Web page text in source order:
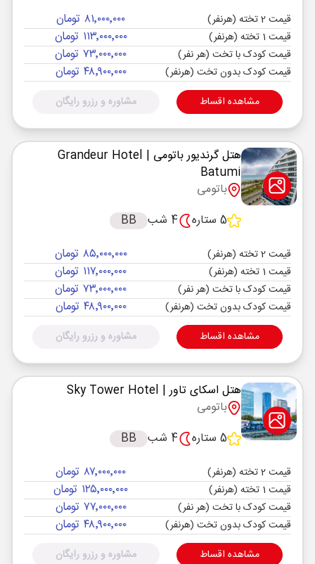
قیمت 2 تخته (هرنفر) ۸۱٬۰۰۰٬۰۰۰ تومان
قیمت 1 تخته (هرنفر) ۱۱۳٬۰۰۰٬۰۰۰ تومان
قیمت کودک با تخت (هر نفر) ۷۳٬۰۰۰٬۰۰۰ تومان
قیمت کودک بدون تخت (هرنفر) ۴۸٬۹۰۰٬۰۰۰ تومان
مشاهده اقساط مشاوره و رزرو رایگان
هتل گرندیور باتومی
| Grandeur Hotel
Batumi
باتومی
5 ستاره
4 شب BB
قیمت 2 تخته (هرنفر) ۸۵٬۰۰۰٬۰۰۰ تومان
قیمت 1 تخته (هرنفر) ۱۱۷٬۰۰۰٬۰۰۰ تومان
قیمت کودک با تخت (هر نفر) ۷۳٬۰۰۰٬۰۰۰ تومان
قیمت کودک بدون تخت (هرنفر) ۴۸٬۹۰۰٬۰۰۰ تومان
مشاهده اقساط مشاوره و رزرو رایگان
هتل اسکای تاور| Sky Tower Hotel
باتومی
5 ستاره
4 شب BB
قیمت 2 تخته (هرنفر) ۸۷٬۰۰۰٬۰۰۰ تومان
قیمت 1 تخته (هرنفر) ۱۲۵٬۰۰۰٬۰۰۰ تومان
قیمت کودک با تخت (هر نفر) ۷۷٬۰۰۰٬۰۰۰ تومان
قیمت کودک بدون تخت (هرنفر) ۴۸٬۹۰۰٬۰۰۰ تومان
مشاهده اقساط مشاوره و رزرو رایگان